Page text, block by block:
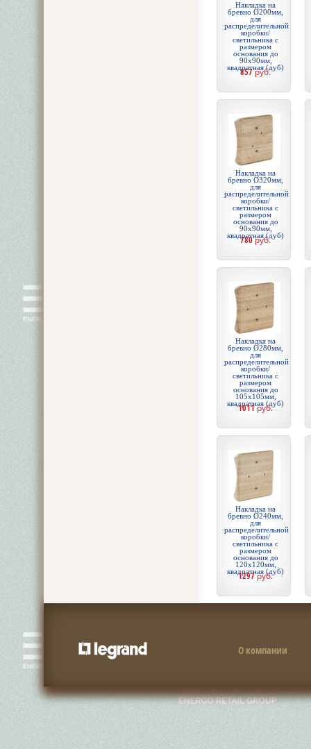
Накладка на
бревно Ø200мм,
для
распределительной
коробки/
светильника с
размером
основания до
90х90мм,
квадратная (дуб)
857руб.
Накладка на
бревно Ø320мм,
для
распределительной
коробки/
светильника с
размером
основания до
90х90мм,
квадратная (дуб)
780руб.
Накладка на
бревно Ø280мм,
для
распределительной
коробки/
светильника с
размером
основания до
105х105мм,
квадратная (дуб)
1011руб.
Накладка на
бревно Ø240мм,
для
распределительной
коробки/
светильника с
размером
основания до
120х120мм,
квадратная (дуб)
1297руб.
О компании